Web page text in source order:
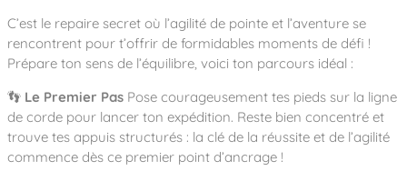
Nos Garanties
Notre concept
Notre entreprise
Notre équipe
Nous rejoindre
Jeux inclusifs
Jeux recyclés
Agrès fitness
Parcours de santé
Stadium Arena
Street workout
Surfpark
Mobilier & accessoires
Mobilier urbain
Accessoires ludiques
Nos clients
Collectivités
Notre expertise
C’est le repaire secret où l’agilité de pointe et l’aventure se
rencontrent pour t’offrir de formidables moments de défi !
Prépare ton sens de l’équilibre, voici ton parcours idéal :
👣 Le Premier Pas Pose courageusement tes pieds sur la ligne
de corde pour lancer ton expédition. Reste bien concentré et
trouve tes appuis structurés : la clé de la réussite et de l’agilité
commence dès ce premier point d’ancrage !